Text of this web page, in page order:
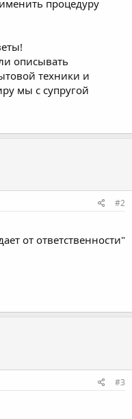
процедуру
описывать
техники и
мы с супругой
#2
от ответственности"
#3